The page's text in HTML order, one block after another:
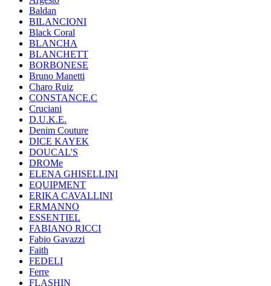
Baldan
BILANCIONI
Black Coral
BLANCHA
BLANCHETT
BORBONESE
Bruno Manetti
Charo Ruiz
CONSTANCE.C
Cruciani
D.U.K.E.
Denim Couture
DICE KAYEK
DOUCAL'S
DROMe
ELENA GHISELLINI
EQUIPMENT
ERIKA CAVALLINI
ERMANNO
ESSENTIEL
FABIANO RICCI
Fabio Gavazzi
Faith
FEDELI
Ferre
FLASHIN